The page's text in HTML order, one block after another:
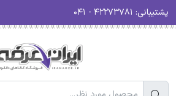
پشتیبانی: